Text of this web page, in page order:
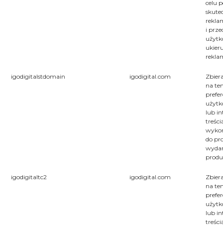
celu
i
igodigitalstdomain igodigital.com
na
lub
do
igodigitaltc2 igodigital.com
na
lub